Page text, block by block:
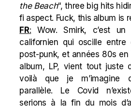
the Beach“, three big hits
fi aspect. Fuck, this album is
FR: Wow. Smirk, c’est un
californien qui oscille entre
post-punk, et années 80s en
album, LP, vient tout juste
voilà que je m’imagine
parallèle. Le Covid
serions à la fin du mois